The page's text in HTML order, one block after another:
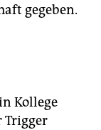
gegeben.
Kollege
Trigger